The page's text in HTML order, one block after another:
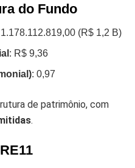
do Fundo
(R$ 1,2 B)
: R$ 9,36
: 0,97
de patrimônio, com
.